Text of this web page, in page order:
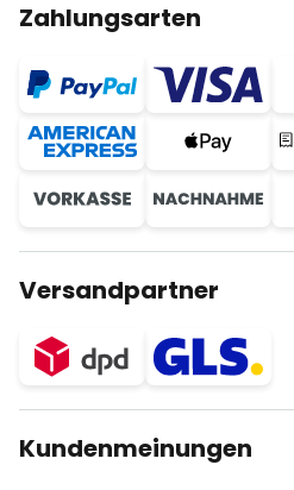
Zahlungsarten
Versandpartner
Kundenmeinungen